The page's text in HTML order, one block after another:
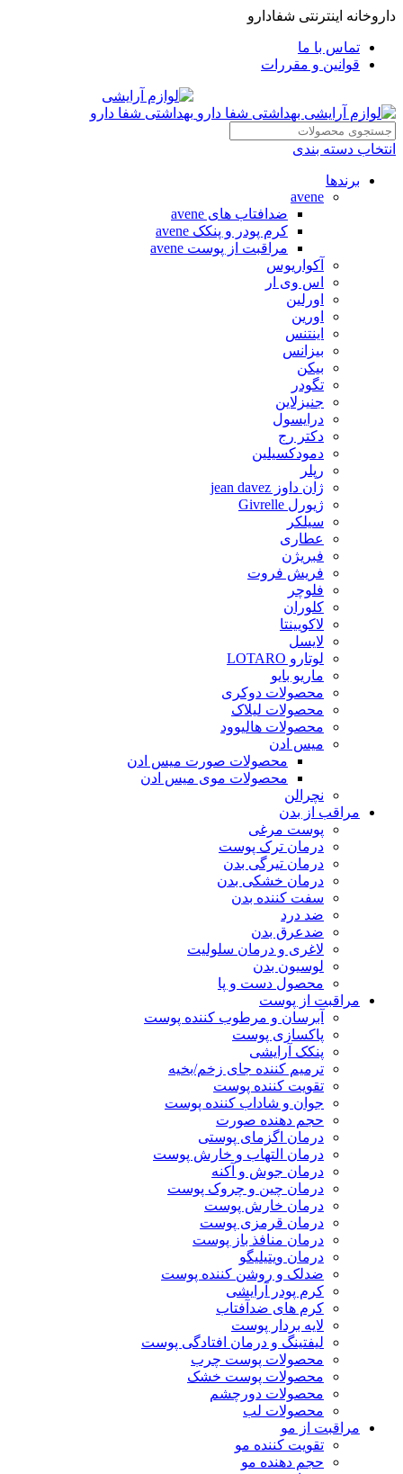
داروخانه اینترنتی شفادارو
تماس با ما
قوانین و مقررات
انتخاب دسته بندی
برندها
avene
ضدافتاب های avene
کرم پودر و پنکک avene
مراقبت از پوست avene
آکواریوس
اس وی ار
اورلین
اورین
اینتنس
بیزانس
بیکن
تگودر
جنیزلاین
درایسول
دکتر رج
دمودکسیلین
رپلر
ژان داوز jean davez
ژیورل Givrelle
سیلکر
عطاری
فبریژن
فریش فروت
فلوچر
کلوران
لاکویینتا
لایسل
لوتارو LOTARO
ماریو بایو
محصولات دوکری
محصولات لیلاک
محصولات هالیوود
میس ادن
محصولات صورت میس ادن
محصولات موی میس ادن
نچرالن
مراقب از بدن
پوست مرغی
درمان ترک پوست
درمان تیرگی بدن
درمان خشکی بدن
سفت کننده بدن
ضد درد
ضدعرق بدن
لاغری و درمان سلولیت
لوسیون بدن
محصول دست و پا
مراقبت از پوست
آبرسان و مرطوب کننده پوست
پاکسازی پوست
پنکک آرایشی
ترمیم کننده جای زخم/بخیه
تقویت کننده پوست
جوان و شاداب کننده پوست
حجم دهنده صورت
درمان اگزمای پوستی
درمان التهاب و خارش پوست
درمان جوش و آکنه
درمان چین و چروک پوست
درمان خارش پوست
درمان قرمزی پوست
درمان منافذ باز پوست
درمان ویتیلیگو
ضدلک و روشن کننده پوست
کرم پودر آرایشی
کرم های ضدآفتاب
لایه بردار پوست
لیفتینگ و درمان افتادگی پوست
محصولات پوست چرب
محصولات پوست خشک
محصولات دورچشم
محصولات لب
مراقبت از مو
تقویت کننده مو
حجم دهنده مو